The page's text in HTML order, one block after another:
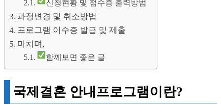
신청현황 및 접수증 출력방법
과정변경 및 취소방법
프로그램 이수증 발급 및 제출
마치며,
함께보면 좋은 글
국제결혼 안내프로그램이란?